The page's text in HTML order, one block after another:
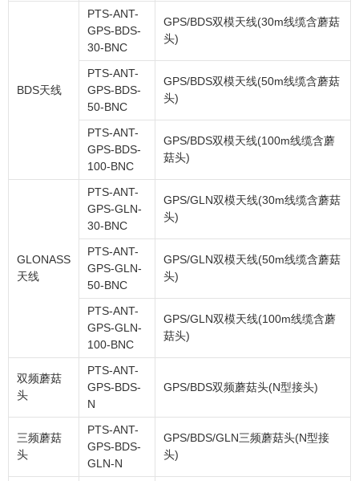
BDS天线
PTS-ANT-
GPS-BDS-
30-BNC
GPS/BDS双模天线(30m线缆含蘑菇
头)
PTS-ANT-
GPS-BDS-
50-BNC
GPS/BDS双模天线(50m线缆含蘑菇
头)
PTS-ANT-
GPS-BDS-
100-BNC
GPS/BDS双模天线(100m线缆含蘑
菇头)
GLONASS
天线
PTS-ANT-
GPS-GLN-
30-BNC
GPS/GLN双模天线(30m线缆含蘑菇
头)
PTS-ANT-
GPS-GLN-
50-BNC
GPS/GLN双模天线(50m线缆含蘑菇
头)
PTS-ANT-
GPS-GLN-
100-BNC
GPS/GLN双模天线(100m线缆含蘑
菇头)
双频蘑菇
头
PTS-ANT-
GPS-BDS-
N
GPS/BDS双频蘑菇头(N型接头)
三频蘑菇
头
PTS-ANT-
GPS-BDS-
GLN-N
GPS/BDS/GLN三频蘑菇头(N型接
头)